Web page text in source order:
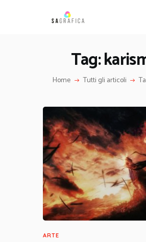
Tag:
Home Tutti gli articoli
GRAFICA
INTERIOR DESIGN
SERVIZI
CONTATTI
ARTE